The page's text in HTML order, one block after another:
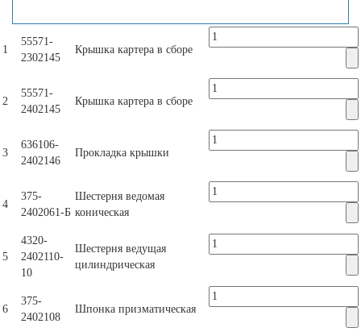
1
55571-
2302145
Крышка картера в сборе
2
55571-
2402145
Крышка картера в сборе
3
636106-
2402146
Прокладка крышки
4
375-
2402061-Б
Шестерня ведомая
коническая
5
4320-
2402110-
10
Шестерня ведущая
цилиндрическая
6
375-
2402108
Шпонка призматическая